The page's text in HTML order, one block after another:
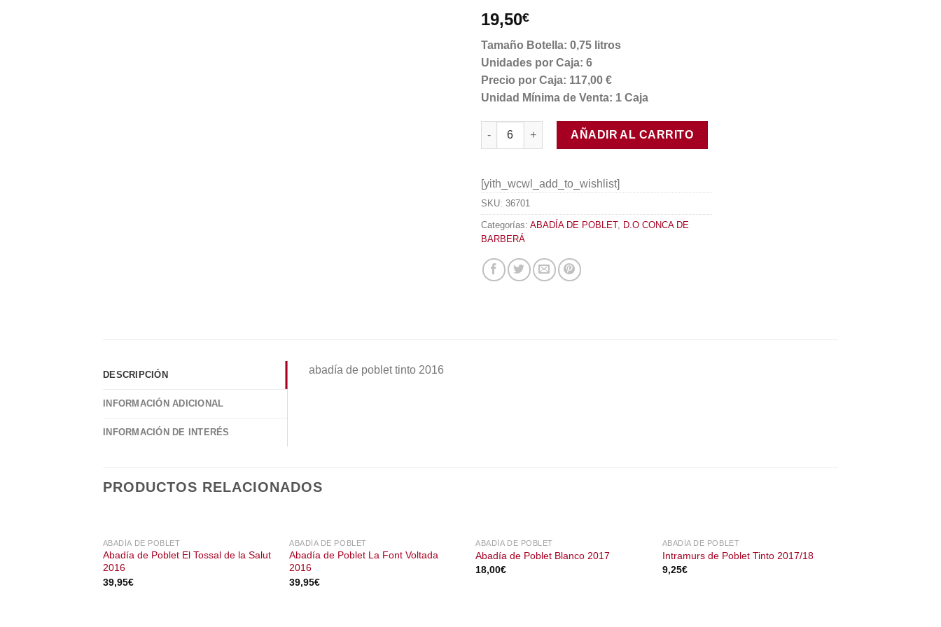
19,50€
Tamaño Botella: 0,75 litros
Unidades por Caja: 6
Precio por Caja: 117,00 €
Unidad Mínima de Venta: 1 Caja
Abadía de Poblet Tinto 2016 cantidad
AÑADIR AL CARRITO
[yith_wcwl_add_to_wishlist]
SKU: 36701
Categorías: ABADÍA DE POBLET, D.O CONCA DE
BARBERÁ
DESCRIPCIÓN
INFORMACIÓN ADICIONAL
INFORMACIÓN DE INTERÉS
abadía de poblet tinto 2016
PRODUCTOS RELACIONADOS
ABADÍA DE POBLET
Abadía de Poblet El Tossal de la Salut
2016
39,95€
ABADÍA DE POBLET
Abadía de Poblet La Font Voltada
2016
39,95€
ABADÍA DE POBLET
Abadía de Poblet Blanco 2017
18,00€
ABADÍA DE POBLET
Intramurs de Poblet Tinto 2017/18
9,25€